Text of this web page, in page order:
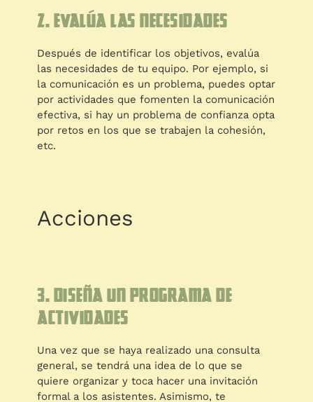
2. Evalúa las necesidades
Después de identificar los objetivos, evalúa
las necesidades de tu equipo. Por ejemplo, si
la comunicación es un problema, puedes optar
por actividades que fomenten la comunicación
efectiva, si hay un problema de confianza opta
por retos en los que se trabajen la cohesión,
etc.
Acciones
3. Diseña un programa de
actividades
Una vez que se haya realizado una consulta
general, se tendrá una idea de lo que se
quiere organizar y toca hacer una invitación
formal a los asistentes. Asimismo, te